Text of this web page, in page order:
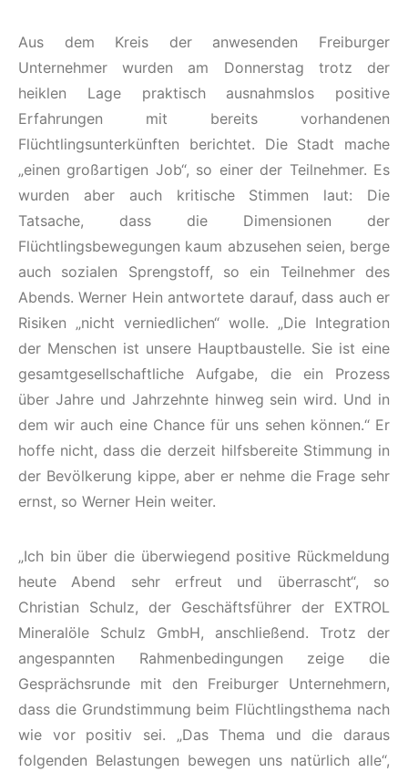
Aus dem Kreis der anwesenden Freiburger
Unternehmer wurden am Donnerstag trotz der
heiklen Lage praktisch ausnahmslos positive
Erfahrungen mit bereits vorhandenen
Flüchtlingsunterkünften berichtet. Die Stadt mache
„einen großartigen Job“, so einer der Teilnehmer. Es
wurden aber auch kritische Stimmen laut: Die
Tatsache, dass die Dimensionen der
Flüchtlingsbewegungen kaum abzusehen seien, berge
auch sozialen Sprengstoff, so ein Teilnehmer des
Abends. Werner Hein antwortete darauf, dass auch er
Risiken „nicht verniedlichen“ wolle. „Die Integration
der Menschen ist unsere Hauptbaustelle. Sie ist eine
gesamtgesellschaftliche Aufgabe, die ein Prozess
über Jahre und Jahrzehnte hinweg sein wird. Und in
dem wir auch eine Chance für uns sehen können.“ Er
hoffe nicht, dass die derzeit hilfsbereite Stimmung in
der Bevölkerung kippe, aber er nehme die Frage sehr
ernst, so Werner Hein weiter.
„Ich bin über die überwiegend positive Rückmeldung
heute Abend sehr erfreut und überrascht“, so
Christian Schulz, der Geschäftsführer der EXTROL
Mineralöle Schulz GmbH, anschließend. Trotz der
angespannten Rahmenbedingungen zeige die
Gesprächsrunde mit den Freiburger Unternehmern,
dass die Grundstimmung beim Flüchtlingsthema nach
wie vor positiv sei. „Das Thema und die daraus
folgenden Belastungen bewegen uns natürlich alle“,